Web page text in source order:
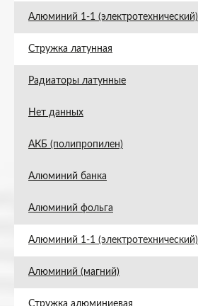
Алюминий 1-1 (электротехнический)
Стружка латунная
Радиаторы латунные
Нет данных
АКБ (полипропилен)
Алюминий банка
Алюминий фольга
Алюминий 1-1 (электротехнический)
Алюминий (магний)
Стружка алюминиевая